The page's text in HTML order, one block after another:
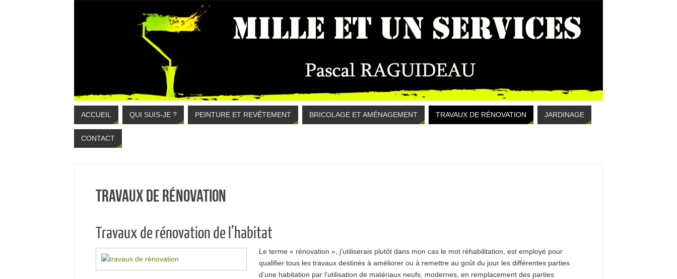
ACCUEIL QUI SUIS-JE ? PEINTURE ET REVÊTEMENT BRICOLAGE ET AMÉNAGEMENT TRAVAUX DE RÉNOVATION JARDINAGE
CONTACT
Travaux de rénovation
Travaux de rénovation de l’habitat
Le terme « rénovation », j’utiliserais plutôt dans mon cas le mot réhabilitation, est employé pour
qualifier tous les travaux destinés à améliorer ou à remettre au goût du jour les différentes parties
d’une habitation par l’utilisation de matériaux neufs, modernes, en remplacement des parties